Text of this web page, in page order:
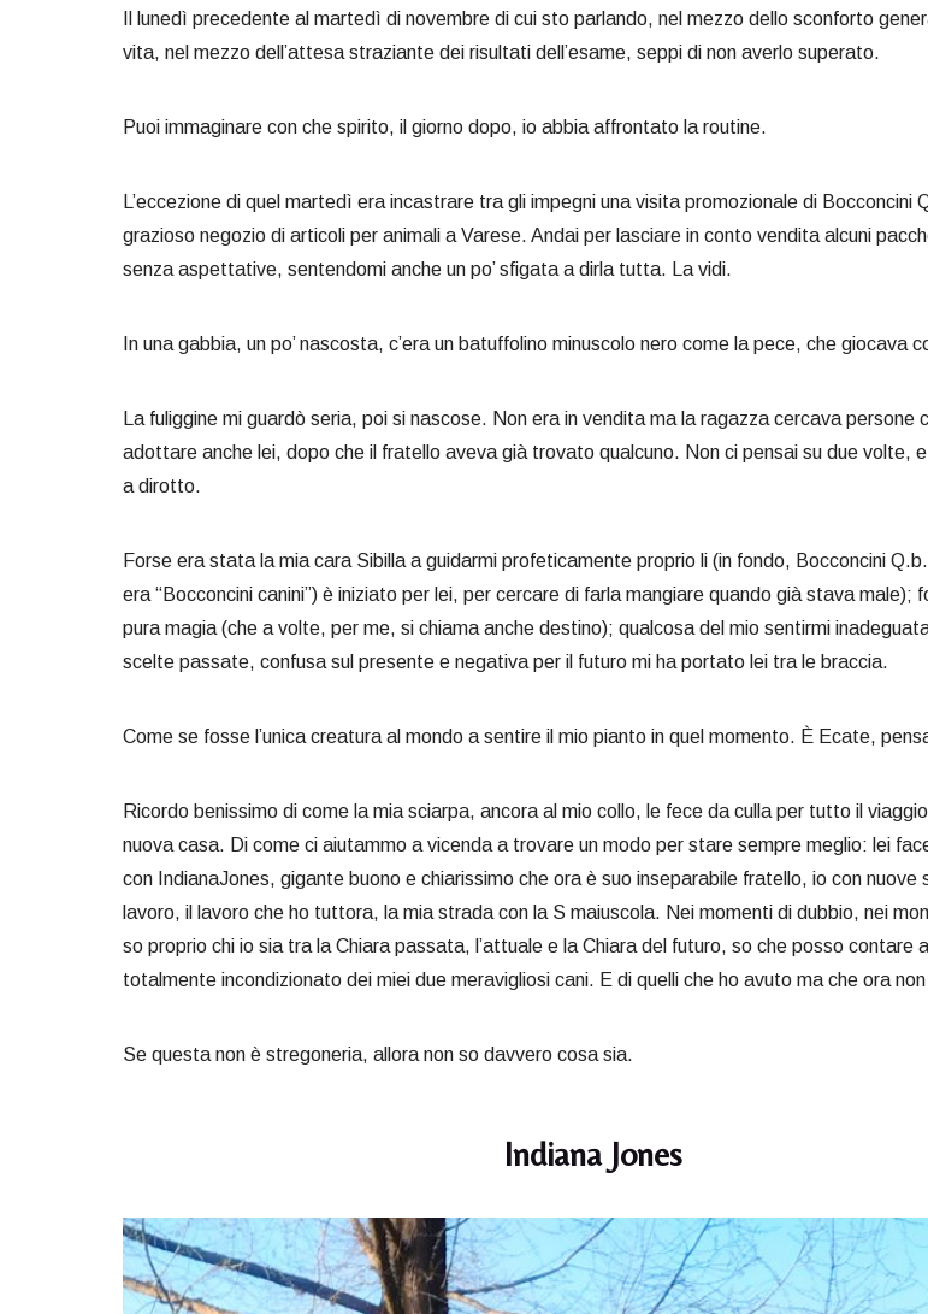
Il lunedì precedente al martedì di novembre di cui sto parlando, nel mezzo dello sconforto
vita, nel mezzo dell’attesa straziante dei risultati dell’esame, seppi di non averlo superato.
Puoi immaginare con che spirito, il giorno dopo, io abbia affrontato la routine.
L’eccezione di quel martedì era incastrare tra gli impegni una visita promozionale di Bocconcini
grazioso negozio di articoli per animali a Varese. Andai per lasciare in conto vendita alcuni
senza aspettative, sentendomi anche un po’ sfigata a dirla tutta. La vidi.
In una gabbia, un po’ nascosta, c’era un batuffolino minuscolo nero come la pece, che giocava
La fuliggine mi guardò seria, poi si nascose. Non era in vendita ma la ragazza cercava persone
adottare anche lei, dopo che il fratello aveva già trovato qualcuno. Non ci pensai su due volte,
a dirotto.
Forse era stata la mia cara Sibilla a guidarmi profeticamente proprio li (in fondo, Bocconcini
era “Bocconcini canini”) è iniziato per lei, per cercare di farla mangiare quando già stava male);
pura magia (che a volte, per me, si chiama anche destino); qualcosa del mio sentirmi
scelte passate, confusa sul presente e negativa per il futuro mi ha portato lei tra le braccia.
Come se fosse l’unica creatura al mondo a sentire il mio pianto in quel momento. È Ecate,
Ricordo benissimo di come la mia sciarpa, ancora al mio collo, le fece da culla per tutto il
nuova casa. Di come ci aiutammo a vicenda a trovare un modo per stare sempre meglio: lei
con IndianaJones, gigante buono e chiarissimo che ora è suo inseparabile fratello, io con nuove
lavoro, il lavoro che ho tuttora, la mia strada con la S maiuscola. Nei momenti di dubbio, nei
so proprio chi io sia tra la Chiara passata, l’attuale e la Chiara del futuro, so che posso contare
totalmente incondizionato dei miei due meravigliosi cani. E di quelli che ho avuto ma che ora
Se questa non è stregoneria, allora non so davvero cosa sia.
Indiana Jones